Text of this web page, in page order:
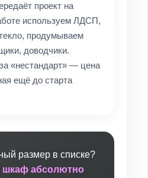
проект на
используем ЛДСП,
продумываем
доводчики.
«нестандарт» — цена
ещё до старта
размер в списке?
абсолютно